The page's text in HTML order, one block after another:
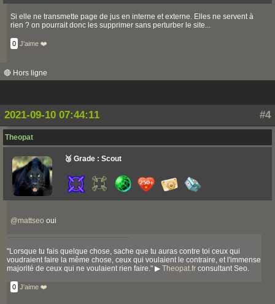
Si elle ne transmette page de jus en interne et externe. Elles ne servent à
rien ? on pourrait donc les supprimer sans perturber le site...
0 J'aime ❤️
🔴 Hors ligne
#4
2021-09-10 07:44:11
Theopat
🥉 Grade : Scout
@mattseo oui
"Lorsque tu fais quelque chose, sache que tu auras contre toi ceux qui
voudraient faire la même chose, ceux qui voulaient le contraire, et l'immense
majorité de ceux qui ne voulaient rien faire." ▶ Theopat.fr consultant Seo.
0 J'aime ❤️